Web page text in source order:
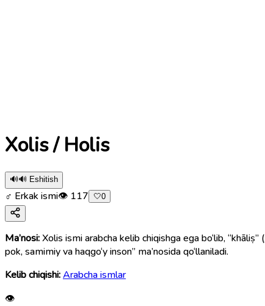
Xolis / Holis
🔊🔊 Eshitish
♂ Erkak ismi👁 117 🤍0
Ma’nosi:Xolis ismi arabcha kelib chiqishga ega bo‘lib, “khāliṣ” (خَالِص) so‘zidan olingan. Bu so‘z “sof”, “pok”, “beg‘araz”, “samimiy”, “haqgo‘y” degan ma’nolarni bildiradi. Shu sababli Xolis ismi “niyati
pok, samimiy va haqgo‘y inson” ma’nosida qo‘llaniladi.
Kelib chiqishi:Arabcha ismlar
👁